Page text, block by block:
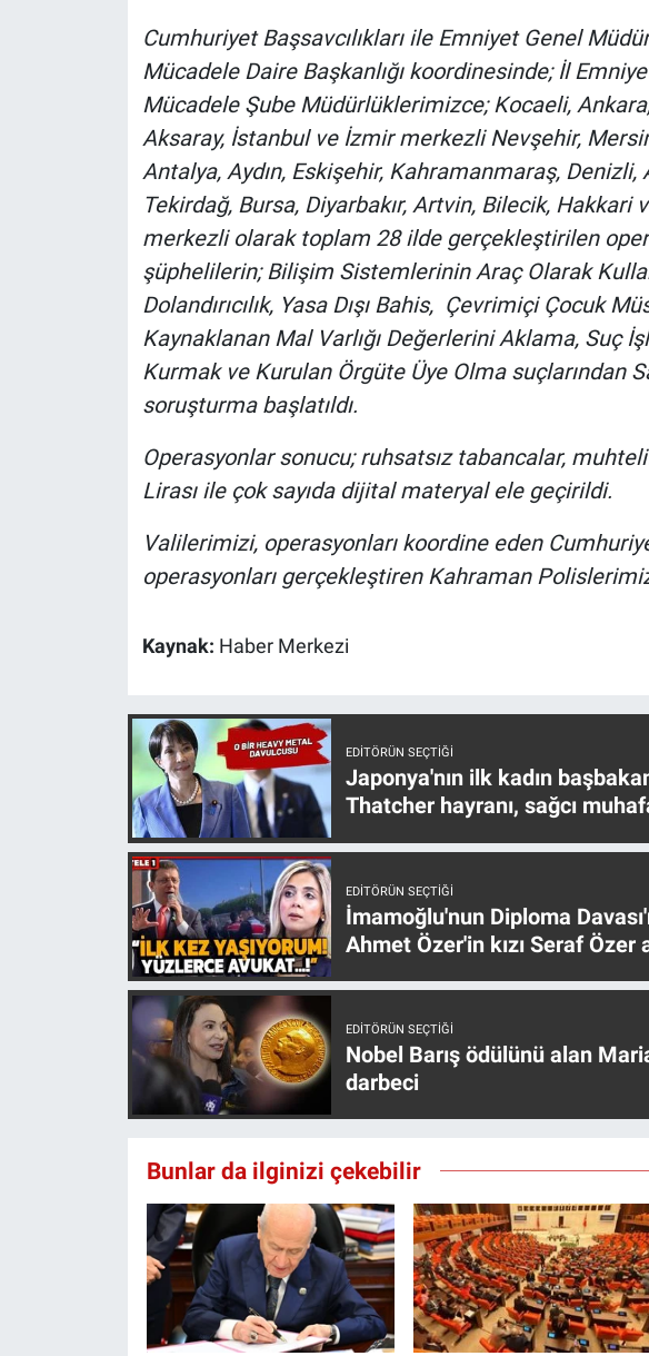
Cumhuriyet Başsavcılıkları ile Emniyet Genel
Mücadele Daire Başkanlığı koordinesinde; İl
Mücadele Şube Müdürlüklerimizce; Kocaeli,
Aksaray, İstanbul ve İzmir merkezli Nevşehir,
Antalya, Aydın, Eskişehir, Kahramanmaraş, Denizli,
Tekirdağ, Bursa, Diyarbakır, Artvin, Bilecik, Hakkari
merkezli olarak toplam 28 ilde gerçekleştirilen
şüphelilerin; Bilişim Sistemlerinin Araç Olarak
Dolandırıcılık, Yasa Dışı Bahis, Çevrimiçi Çocuk
Kaynaklanan Mal Varlığı Değerlerini Aklama, Suç
Kurmak ve Kurulan Örgüte Üye Olma suçlarından
soruşturma başlatıldı.
Operasyonlar sonucu; ruhsatsız tabancalar,
Lirası ile çok sayıda dijital materyal ele geçirildi.
Valilerimizi, operasyonları koordine eden
operasyonları gerçekleştiren Kahraman
Kaynak: Haber Merkezi
EDITÖRÜN SEÇTIĞI
Japonya'nın ilk kadın
Thatcher hayranı, sağcı
EDITÖRÜN SEÇTIĞI
İmamoğlu'nun Diploma
Ahmet Özer'in kızı Seraf Özer
EDITÖRÜN SEÇTIĞI
Nobel Barış ödülünü alan
darbeci
Bunlar da ilginizi çekebilir
Teknoloji
Türkiye'nin Geleceği
Türkiye'nin Gündemi
Yerel Gündem
Yerel Yaşam
Canlı Yayın